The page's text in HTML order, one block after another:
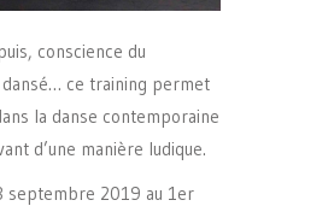
conscience du
dansé… ce training permet
la danse contemporaine
d’une manière ludique.
septembre 2019 au 1er